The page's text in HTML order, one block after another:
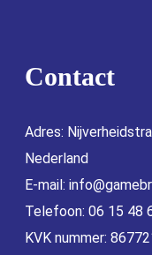
Contact
Adres:
Nederland
E-mail:
Telefoon: 06 15 48
KVK nummer: